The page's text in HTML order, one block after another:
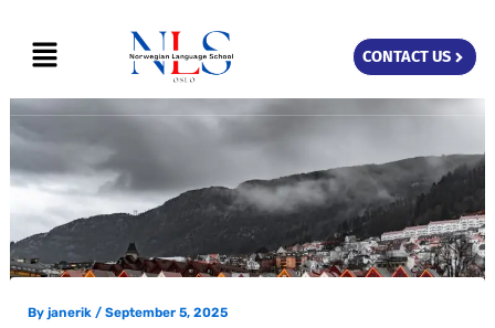
content
Menu CONTACT US
By janerik / September 5, 2025